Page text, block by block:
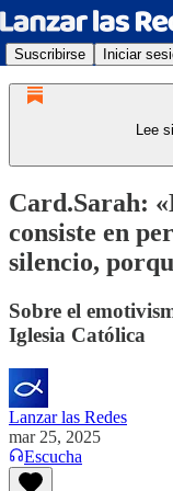
Suscribirse Iniciar
Lee
Card.Sarah:
consiste en
silencio,
Sobre el
Iglesia Católica
Lanzar las Redes
mar 25, 2025
Escucha